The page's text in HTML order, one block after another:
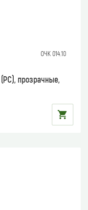
ОЧК 014.10
прозрачные,